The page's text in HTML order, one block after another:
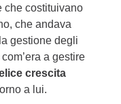
che costituivano
che andava
gestione degli
a gestire
crescita
a lui.